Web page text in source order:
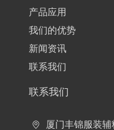
产品应用
我们的优势
新闻资讯
联系我们
联系我们
厦门丰锦服装辅